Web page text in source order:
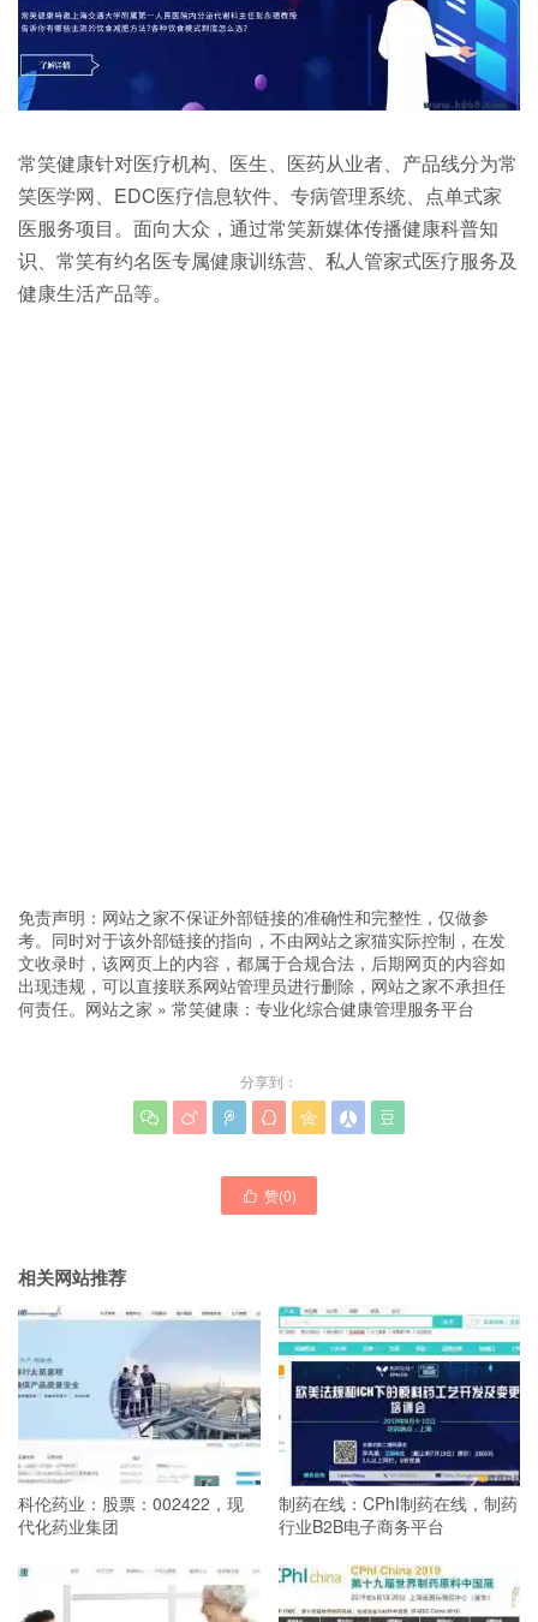
常笑健康针对医疗机构、医生、医药从业者、产品线分为常
笑医学网、EDC医疗信息软件、专病管理系统、点单式家
医服务项目。面向大众，通过常笑新媒体传播健康科普知
识、常笑有约名医专属健康训练营、私人管家式医疗服务及
健康生活产品等。
免责声明：网站之家不保证外部链接的准确性和完整性，仅做参
考。同时对于该外部链接的指向，不由网站之家猫实际控制，在发
文收录时，该网页上的内容，都属于合规合法，后期网页的内容如
出现违规，可以直接联系网站管理员进行删除，网站之家不承担任
何责任。 网站之家 » 常笑健康：专业化综合健康管理服务平台
分享到：
      
 赞(0)
相关网站推荐
科伦药业：股票：002422，现
代化药业集团
制药在线：CPhI制药在线，制药
行业B2B电子商务平台